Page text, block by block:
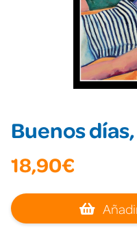
Buenos
18,90€